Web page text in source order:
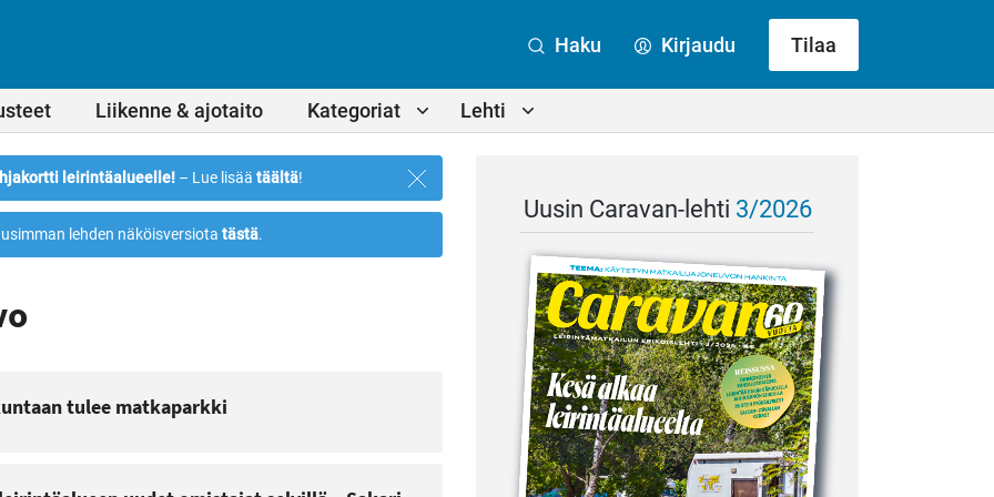
Liikenne & ajotaito Kategoriat Lehti
Haku Kirjaudu Tilaa
leirintäalueelle! – Lue lisää täältä!
Sulje
ilmoitus
lehden näköisversiota tästä.
tulee matkaparkki
Uusin Caravan-lehti 3/2026